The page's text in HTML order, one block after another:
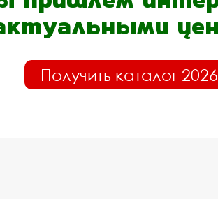
Получить каталог 2026